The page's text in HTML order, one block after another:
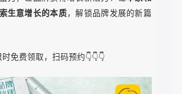
论，揭秘从用户关系经营思维如何到超级
助品牌直连用户， 掌握在DTC时代下，如
竞争力实现品牌“营+销”。
析的知家X五菱汽车共创超级用户体系的